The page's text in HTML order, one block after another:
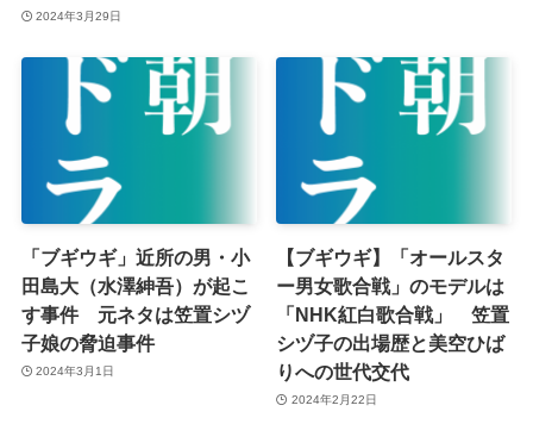
2024年3月29日
「ブギウギ」近所の男・小
田島大（水澤紳吾）が起こ
す事件 元ネタは笠置シヅ
子娘の脅迫事件
2024年3月1日
【ブギウギ】「オールスタ
ー男女歌合戦」のモデルは
「NHK紅白歌合戦」 笠置
シヅ子の出場歴と美空ひば
りへの世代交代
2024年2月22日